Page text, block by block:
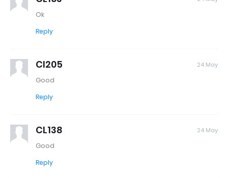
Ok
Reply
Cl205 24 May
Good
Reply
CL138 24 May
Good
Reply